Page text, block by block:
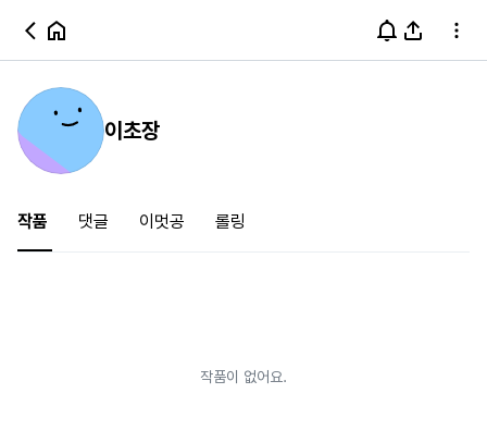
이초장
작품 댓글 이멋공 롤링
작품이 없어요.